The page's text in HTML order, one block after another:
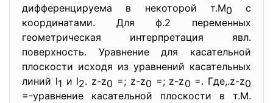
дифференцируема в некоторой т.М0 с
координатами. Для ф.2 переменных
геометрическая интерпретация явл.
поверхность. Уравнение для касательной
плоскости исходя из уравнений касательных
линий l1 и l2. z-z0 =; z-z0 =; z-z0 =. Где,.z-z0
=-уравнение касательной плоскости в т.М.